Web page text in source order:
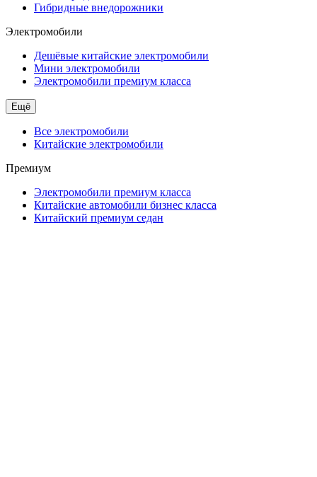
Гибридные внедорожники
Электромобили
Дешёвые китайские электромобили
Мини электромобили
Электромобили премиум класса
Ещё
Все электромобили
Китайские электромобили
Премиум
Электромобили премиум класса
Китайские автомобили бизнес класса
Китайский премиум седан